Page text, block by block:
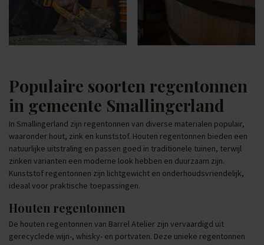
Populaire soorten regentonnen
in gemeente Smallingerland
In Smallingerland zijn regentonnen van diverse materialen populair,
waaronder hout, zink en kunststof. Houten regentonnen bieden een
natuurlijke uitstraling en passen goed in traditionele tuinen, terwijl
zinken varianten een moderne look hebben en duurzaam zijn.
Kunststof regentonnen zijn lichtgewicht en onderhoudsvriendelijk,
ideaal voor praktische toepassingen.
Houten regentonnen
De houten regentonnen van Barrel Atelier zijn vervaardigd uit
gerecyclede wijn-, whisky- en portvaten. Deze unieke regentonnen